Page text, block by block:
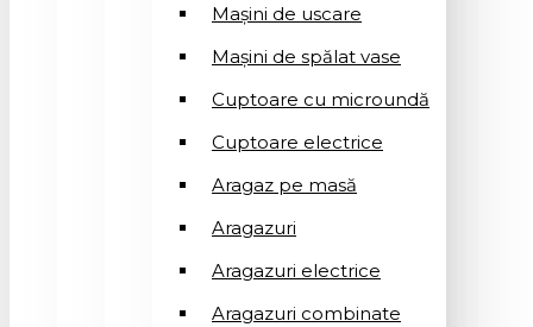
Mașini de uscare
Mașini de spălat vase
Cuptoare cu microundă
Cuptoare electrice
Aragaz pe masă
Aragazuri
Aragazuri electrice
Aragazuri combinate